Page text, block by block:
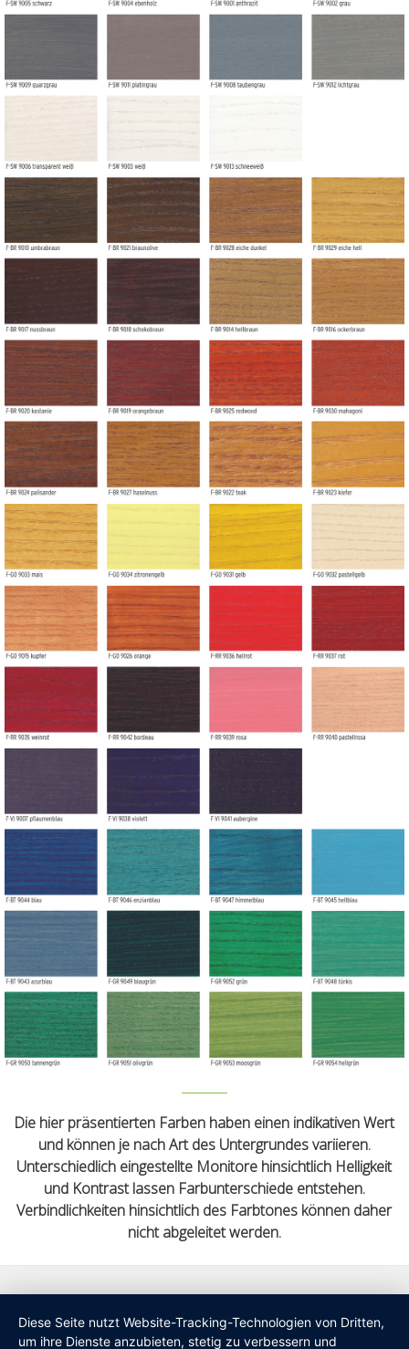
Die hier präsentierten Farben haben einen indikativen Wert
und können je nach Art des Untergrundes variieren.
Unterschiedlich eingestellte Monitore hinsichtlich Helligkeit
und Kontrast lassen Farbunterschiede entstehen.
Verbindlichkeiten hinsichtlich des Farbtones können daher
nicht abgeleitet werden.
Diese Seite nutzt Website-Tracking-Technologien von Dritten,
um ihre Dienste anzubieten, stetig zu verbessern und